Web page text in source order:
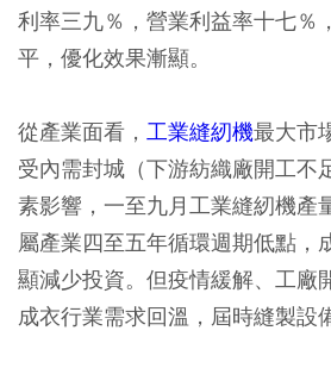
利率三九％，營業利益率十七％
平，優化效果漸顯。
從產業面看， 工業縫紉機最大市
受內需封城（下游紡織廠開工不
素影響，一至九月工業縫紉機產
屬產業四至五年循環週期低點，
顯減少投資。但疫情緩解、工廠
成衣行業需求回溫，屆時縫製設